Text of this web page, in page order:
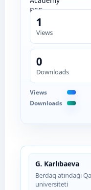
G. Karlıbaeva
Berdaq atındaǵı
universiteti
1
Views
0
Downloads
Views
Downloads